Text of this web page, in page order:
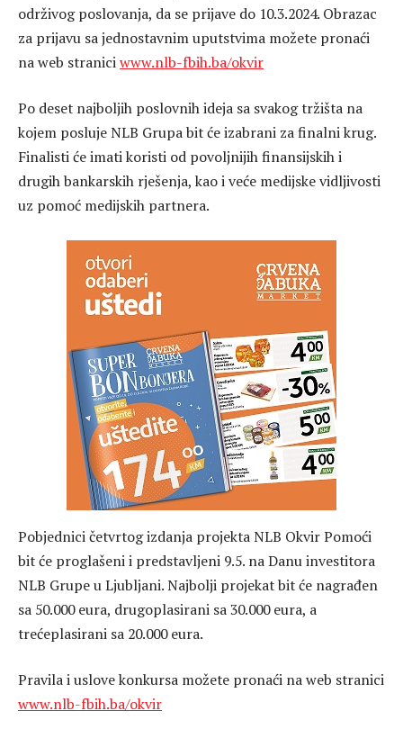
održivog poslovanja, da se prijave do 10.3.2024. Obrazac
za prijavu sa jednostavnim uputstvima možete pronaći
na web straniciwww.nlb-fbih.ba/okvir
Po deset najboljih poslovnih ideja sa svakog tržišta na
kojem posluje NLB Grupa bit će izabrani za finalni krug.
Finalisti će imati koristi od povoljnijih finansijskih i
drugih bankarskih rješenja, kao i veće medijske vidljivosti
uz pomoć medijskih partnera.
Pobjednici četvrtog izdanja projekta NLB Okvir Pomoći
bit će proglašeni i predstavljeni 9.5. na Danu investitora
NLB Grupe u Ljubljani. Najbolji projekat bit će nagrađen
sa 50.000 eura, drugoplasirani sa 30.000 eura, a
trećeplasirani sa 20.000 eura.
Pravila i uslove konkursa možete pronaći na web stranici
www.nlb-fbih.ba/okvir